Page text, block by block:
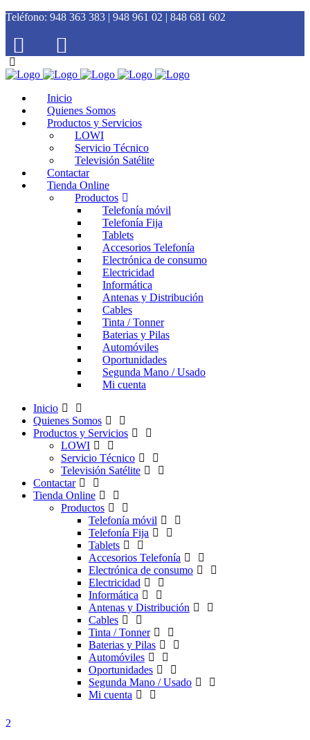
Teléfono: 948 363 383 | 948 961 02 | 848 681 602
Inicio
Quienes Somos
Productos y Servicios
LOWI
Servicio Técnico
Televisión Satélite
Contactar
Tienda Online
Productos
Telefonía móvil
Telefonía Fija
Tablets
Accesorios Telefonía
Electrónica de consumo
Electricidad
Informática
Antenas y Distribución
Cables
Tinta / Tonner
Baterias y Pilas
Automóviles
Oportunidades
Segunda Mano / Usado
Mi cuenta
Inicio
Quienes Somos
Productos y Servicios
LOWI
Servicio Técnico
Televisión Satélite
Contactar
Tienda Online
Productos
Telefonía móvil
Telefonía Fija
Tablets
Accesorios Telefonía
Electrónica de consumo
Electricidad
Informática
Antenas y Distribución
Cables
Tinta / Tonner
Baterias y Pilas
Automóviles
Oportunidades
Segunda Mano / Usado
Mi cuenta